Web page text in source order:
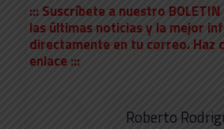
::: Suscríbete a nuestro
las últimas noticias y la mejor
directamente en tu correo. Haz
enlace :::
Roberto